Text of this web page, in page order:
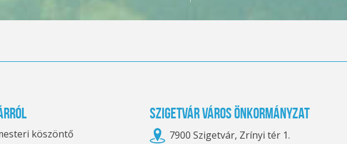
köszöntő
Szigetvár Város Önkormányzat
7900 Szigetvár, Zrínyi tér 1.